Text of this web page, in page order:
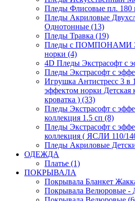
Пледы Флисовые пл. 180
Пледы Акриловые
Однотонные (13)
Пледы Травка (19)
Пледы с ПОМПОНАМИ
норки (4)
4D Пледы Экстрасофт с
Пледы Экстрасофт с
Игрушка Антистресс 3 в
эффектом норки Детская
кроватка ) (33)
Пледы Экстрасофт с
коллекция 1.5 сп (8)
Пледы Экстрасофт с
коллекция ( ЯСЛИ 110/
Пледы Акриловые
ОДЕЖДА
Платье (1)
ПОКРЫВАЛА
Покрывала Бланкет
Покрывала Велюровые -